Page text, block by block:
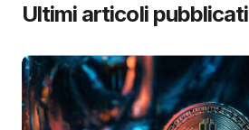
Ultimi articoli pubblicati